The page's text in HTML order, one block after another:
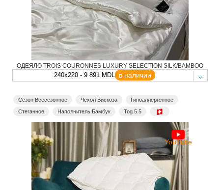
ОДЕЯЛО TROIS COURONNES LUXURY SELECTION SILK/BAMBOO
240x220 - 9 891 MDL в наличии
Сезон Всесезонное Чехол Вискоза
Гипоаллергенное
Стеганное
Наполнитель Бамбук Tog 5.5
YouTube